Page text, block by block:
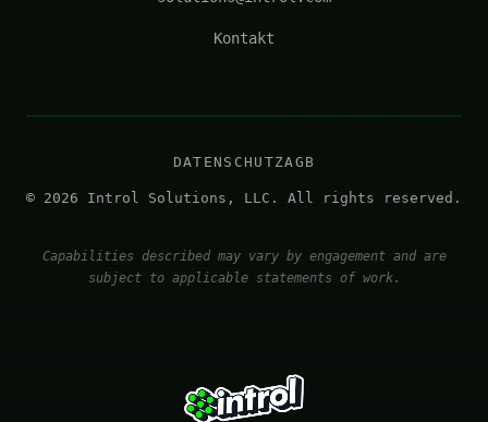
Kontakt
DATENSCHUTZAGB
© 2026 Introl Solutions, LLC. All rights reserved.
Capabilities described may vary by engagement and are
subject to applicable statements of work.